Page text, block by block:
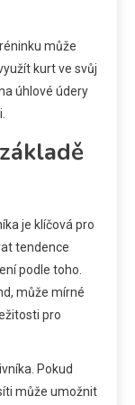
může
kurt ve svůj
úhlové údery
je klíčová pro
tendence
podle toho.
může mírné
pro
Pokud
může umožnit